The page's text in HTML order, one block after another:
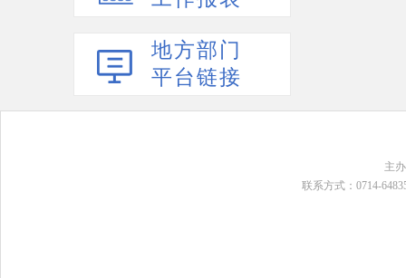
地方部门
平台链接
主
联系方式：0714-